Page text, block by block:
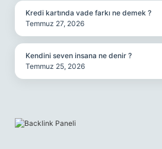
Kredi kartında vade farkı ne demek ?
Temmuz 27, 2026
Kendini seven insana ne denir ?
Temmuz 25, 2026